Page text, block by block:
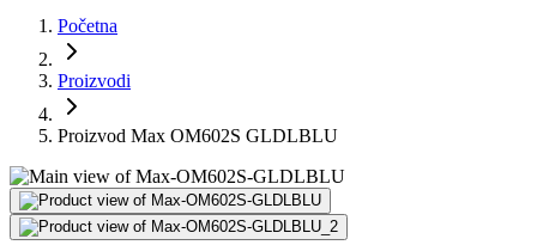
Početna
Proizvodi
Proizvod Max OM602S GLDLBLU